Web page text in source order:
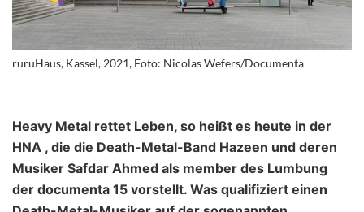
ruruHaus, Kassel, 2021, Foto: Nicolas Wefers/Documenta
Heavy Metal rettet Leben, so heißt es heute in der
HNA , die die Death-Metal-Band Hazeen und deren
Musiker Safdar Ahmed als member des Lumbung
der documenta 15 vorstellt. Was qualifiziert einen